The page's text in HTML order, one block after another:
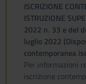
ISCRIZIONE
ISTRUZIONE
2022 n. 33 e del
luglio 2022
contemporanea
Per informazioni
iscrizione